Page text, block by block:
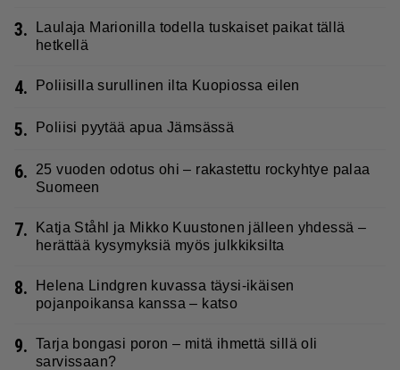
3.
Laulaja Marionilla todella tuskaiset paikat tällä
hetkellä
4. Poliisilla surullinen ilta Kuopiossa eilen
5. Poliisi pyytää apua Jämsässä
6.
25 vuoden odotus ohi – rakastettu rockyhtye palaa
Suomeen
7.
Katja Ståhl ja Mikko Kuustonen jälleen yhdessä –
herättää kysymyksiä myös julkkiksilta
8.
Helena Lindgren kuvassa täysi-ikäisen
pojanpoikansa kanssa – katso
9. Tarja bongasi poron – mitä ihmettä sillä oli
sarvissaan?